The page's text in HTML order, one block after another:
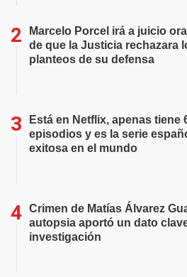
Marcelo Porcel irá a juicio
de que la Justicia rechazara
planteos de su defensa
Está en Netflix, apenas tiene
episodios y es la serie
exitosa en el mundo
Crimen de Matías Álvarez
autopsia aportó un dato
investigación